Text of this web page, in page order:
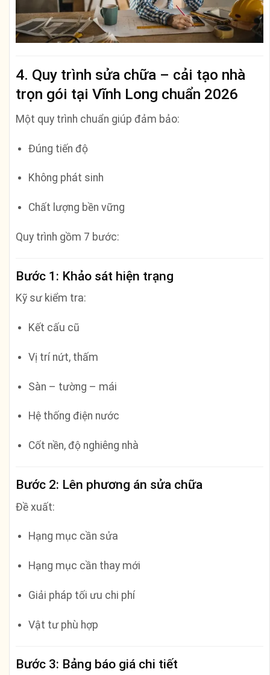
4. Quy trình sửa chữa – cải tạo nhà
trọn gói tại Vĩnh Long chuẩn 2026
Một quy trình chuẩn giúp đảm bảo:
Đúng tiến độ
Không phát sinh
Chất lượng bền vững
Quy trình gồm 7 bước:
Bước 1: Khảo sát hiện trạng
Kỹ sư kiểm tra:
Kết cấu cũ
Vị trí nứt, thấm
Sàn – tường – mái
Hệ thống điện nước
Cốt nền, độ nghiêng nhà
Bước 2: Lên phương án sửa chữa
Đề xuất:
Hạng mục cần sửa
Hạng mục cần thay mới
Giải pháp tối ưu chi phí
Vật tư phù hợp
Bước 3: Bảng báo giá chi tiết